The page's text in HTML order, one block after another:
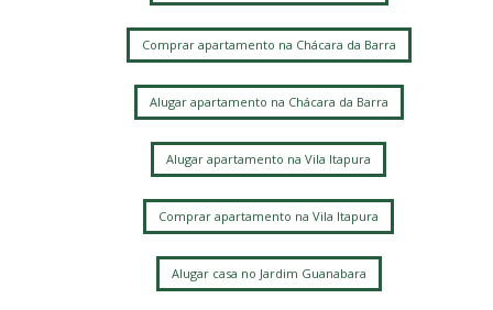
Comprar apartamento na Chácara da Barra
Alugar apartamento na Chácara da Barra
Alugar apartamento na Vila Itapura
Comprar apartamento na Vila Itapura
Alugar casa no Jardim Guanabara